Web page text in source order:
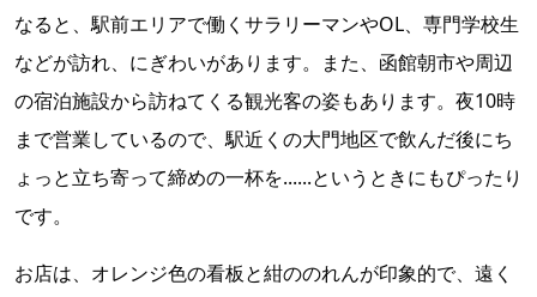
なると、駅前エリアで働くサラリーマンやOL、専門学校生
などが訪れ、にぎわいがあります。また、函館朝市や周辺
の宿泊施設から訪ねてくる観光客の姿もあります。夜10時
まで営業しているので、駅近くの大門地区で飲んだ後にち
ょっと立ち寄って締めの一杯を......というときにもぴったり
です。
お店は、オレンジ色の看板と紺ののれんが印象的で、遠く